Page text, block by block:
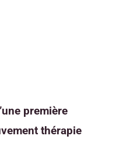
première
thérapie